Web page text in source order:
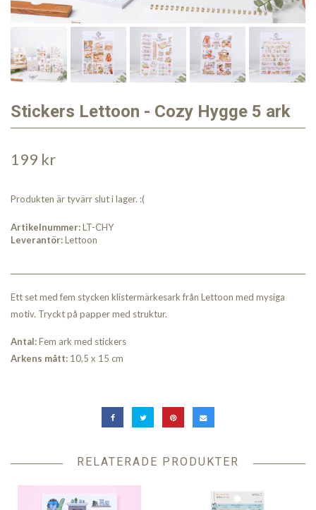
Stickers Lettoon - Cozy Hygge 5 ark
199 kr
Produkten är tyvärr slut i lager. :(
Artikelnummer:LT-CHY
Leverantör:Lettoon
Ett set med fem stycken klistermärkesark från Lettoon med mysiga
motiv. Tryckt på papper med struktur.
Antal:Fem ark med stickers
Arkens mått: 10,5 x 15 cm
RELATERADE PRODUKTER